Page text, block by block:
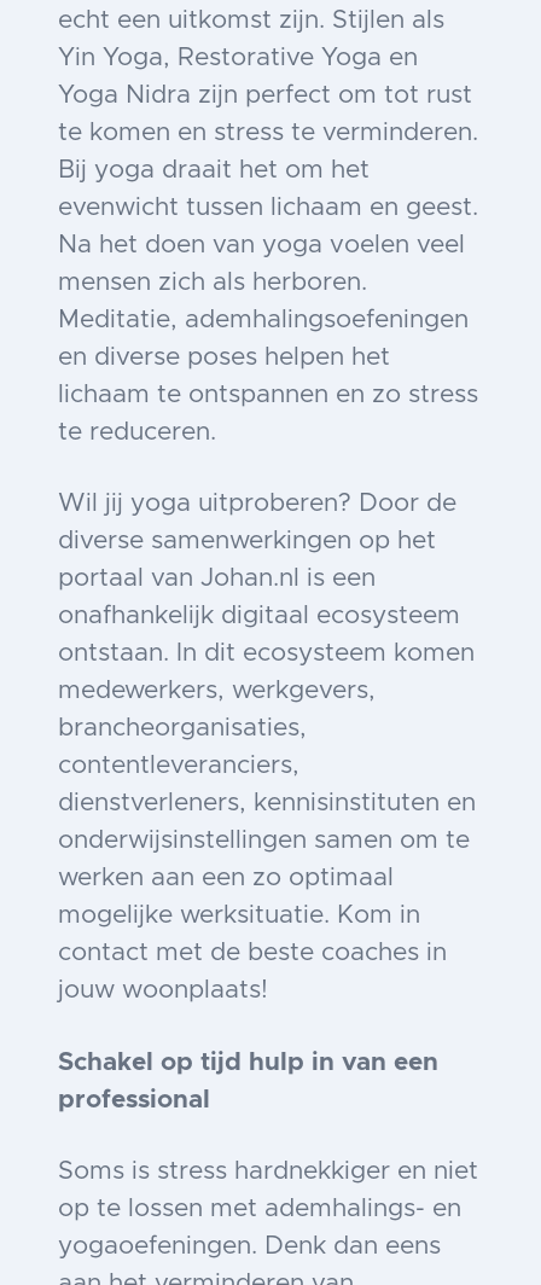
echt een uitkomst zijn. Stijlen als
Yin Yoga, Restorative Yoga en
Yoga Nidra zijn perfect om tot rust
te komen en stress te verminderen.
Bij yoga draait het om het
evenwicht tussen lichaam en geest.
Na het doen van yoga voelen veel
mensen zich als herboren.
Meditatie, ademhalingsoefeningen
en diverse poses helpen het
lichaam te ontspannen en zo stress
te reduceren.
Wil jij yoga uitproberen? Door de
diverse samenwerkingen op het
portaal van Johan.nl is een
onafhankelijk digitaal ecosysteem
ontstaan. In dit ecosysteem komen
medewerkers, werkgevers,
brancheorganisaties,
contentleveranciers,
dienstverleners, kennisinstituten en
onderwijsinstellingen samen om te
werken aan een zo optimaal
mogelijke werksituatie. Kom in
contact met de beste coaches in
jouw woonplaats!
Schakel op tijd hulp in van een
professional
Soms is stress hardnekkiger en niet
op te lossen met ademhalings- en
yogaoefeningen. Denk dan eens